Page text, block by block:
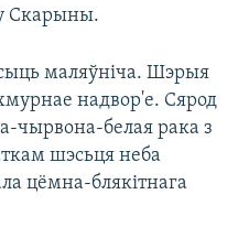
Скарыны.
маляўніча. Шэрыя
надвор'е. Сярод
чырвона-белая рака з
шэсьця неба
цёмна-блякітнага